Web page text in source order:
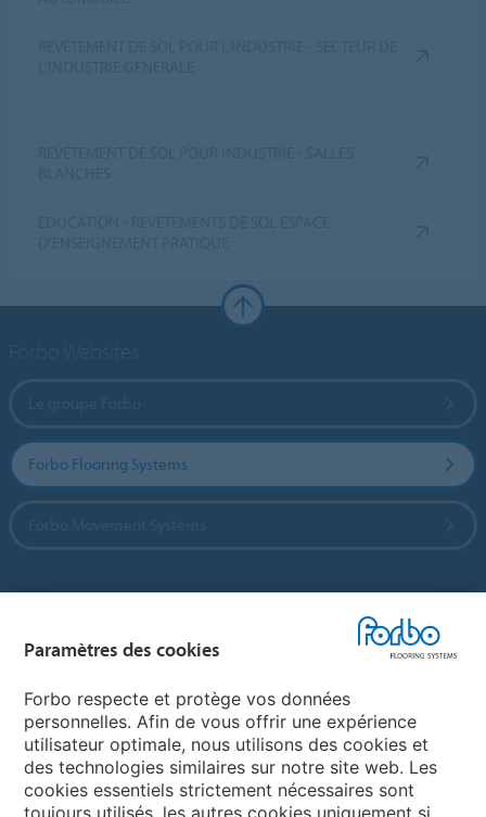
Forbo Flooring Systems
My Forbo
LEXIQUE
Paramètres des cookies
Forbo respecte et protège vos données
personnelles. Afin de vous offrir une expérience
utilisateur optimale, nous utilisons des cookies et
des technologies similaires sur notre site web. Les
cookies essentiels strictement nécessaires sont
toujours utilisés, les autres cookies uniquement si